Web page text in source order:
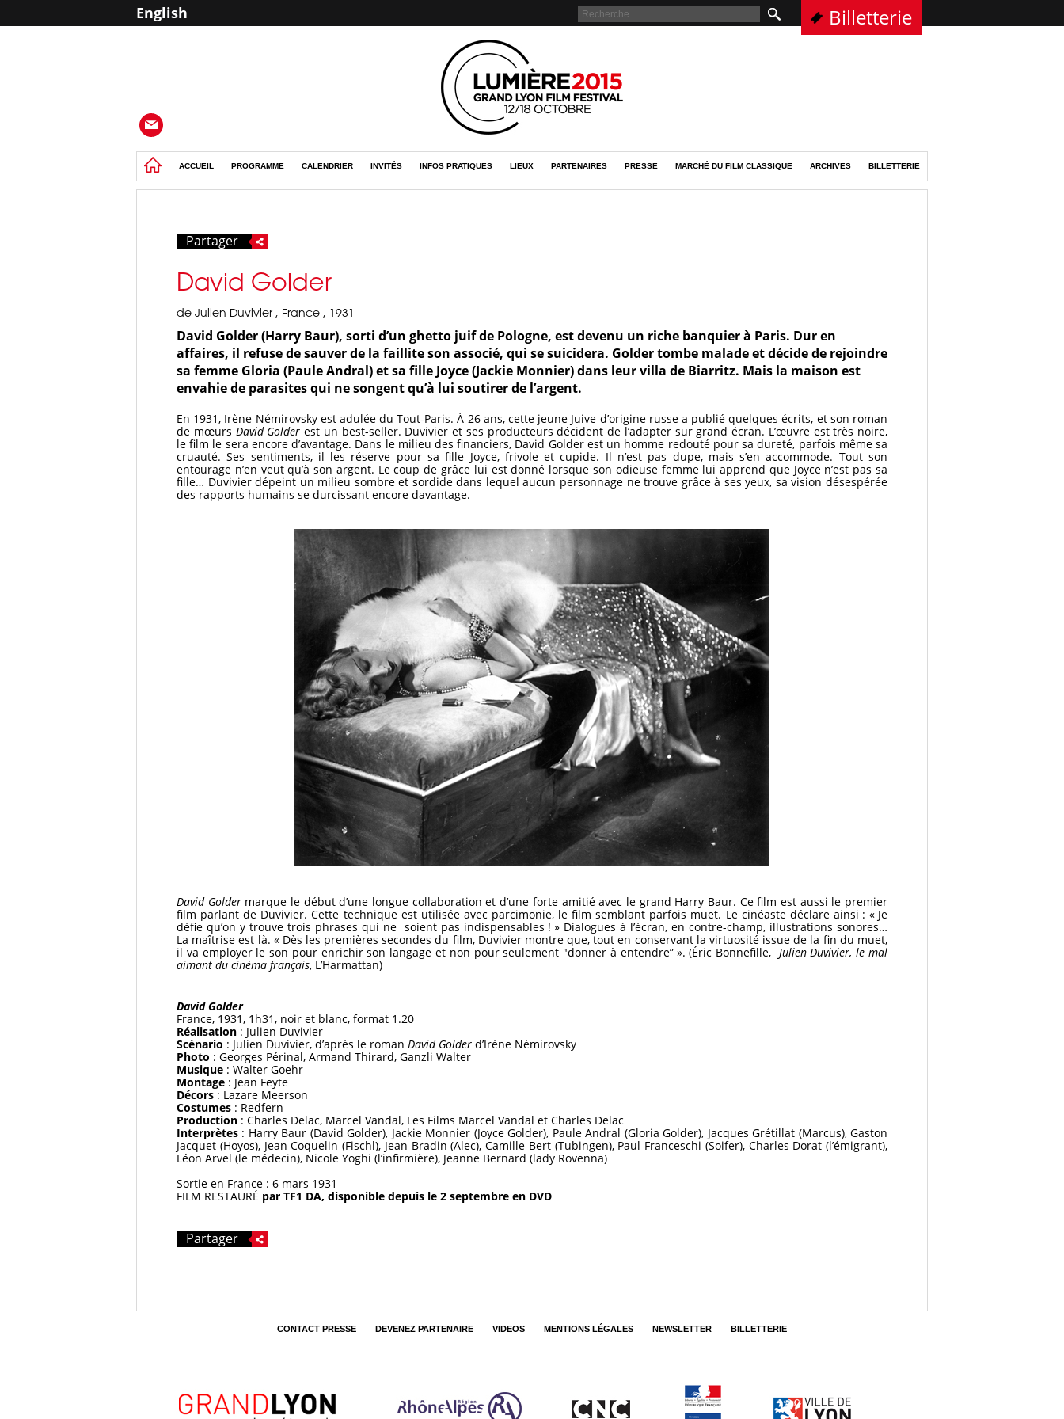
English Billetterie
ACCUEIL PROGRAMME CALENDRIER INVITÉS INFOS PRATIQUES LIEUX PARTENAIRES PRESSE MARCHÉ DU FILM CLASSIQUE ARCHIVES BILLETTERIE
Partager
David Golder
de Julien Duvivier , France , 1931
David Golder (Harry Baur), sorti d’un ghetto juif de Pologne, est devenu un riche banquier à Paris. Dur en
affaires, il refuse de sauver de la faillite son associé, qui se suicidera. Golder tombe malade et décide de rejoindre
sa femme Gloria (Paule Andral) et sa fille Joyce (Jackie Monnier) dans leur villa de Biarritz. Mais la maison est
envahie de parasites qui ne songent qu’à lui soutirer de l’argent.
En 1931, Irène Némirovsky est adulée du Tout-Paris. À 26 ans, cette jeune Juive d’origine russe a publié quelques écrits, et son roman
de mœurs David Golder est un best-seller. Duvivier et ses producteurs décident de l’adapter sur grand écran. L’œuvre est très noire,
le film le sera encore d’avantage. Dans le milieu des financiers, David Golder est un homme redouté pour sa dureté, parfois même sa
cruauté. Ses sentiments, il les réserve pour sa fille Joyce, frivole et cupide. Il n’est pas dupe, mais s’en accommode. Tout son
entourage n’en veut qu’à son argent. Le coup de grâce lui est donné lorsque son odieuse femme lui apprend que Joyce n’est pas sa
fille… Duvivier dépeint un milieu sombre et sordide dans lequel aucun personnage ne trouve grâce à ses yeux, sa vision désespérée
des rapports humains se durcissant encore davantage.
David Goldermarque le début d’une longue collaboration et d’une forte amitié avec le grand Harry Baur. Ce film est aussi le premier
film parlant de Duvivier. Cette technique est utilisée avec parcimonie, le film semblant parfois muet. Le cinéaste déclare ainsi : « Je
défie qu’on y trouve trois phrases qui ne soient pas indispensables ! » Dialogues à l’écran, en contre-champ, illustrations sonores…
La maîtrise est là. « Dès les premières secondes du film, Duvivier montre que, tout en conservant la virtuosité issue de la fin du muet,
il va employer le son pour enrichir son langage et non pour seulement "donner à entendre” ». (Éric Bonnefille, Julien Duvivier, le mal
aimant du cinéma français, L’Harmattan)
David Golder
France, 1931, 1h31, noir et blanc, format 1.20
Réalisation : Julien Duvivier
Scénario : Julien Duvivier, d’après le roman David Golder d’Irène Némirovsky
Photo : Georges Périnal, Armand Thirard, Ganzli Walter
Musique : Walter Goehr
Montage : Jean Feyte
Décors : Lazare Meerson
Costumes : Redfern
Production : Charles Delac, Marcel Vandal, Les Films Marcel Vandal et Charles Delac
Interprètes : Harry Baur (David Golder), Jackie Monnier (Joyce Golder), Paule Andral (Gloria Golder), Jacques Grétillat (Marcus), Gaston
Jacquet (Hoyos), Jean Coquelin (Fischl), Jean Bradin (Alec), Camille Bert (Tubingen), Paul Franceschi (Soifer), Charles Dorat (l’émigrant),
Léon Arvel (le médecin), Nicole Yoghi (l’infirmière), Jeanne Bernard (lady Rovenna)
Sortie en France : 6 mars 1931
FILM RESTAURÉ par TF1 DA, disponible depuis le 2 septembre en DVD
Partager
CONTACT PRESSE DEVENEZ PARTENAIRE VIDEOS MENTIONS LÉGALES NEWSLETTER BILLETTERIE